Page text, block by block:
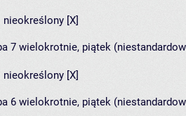
nieokreślony [X]
7 wielokrotnie, piątek
nieokreślony [X]
6 wielokrotnie, piątek